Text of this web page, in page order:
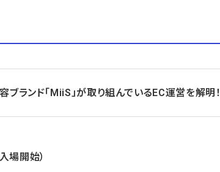
ランド「MiiS」が取り組んでいるEC運営を解明！
場開始）